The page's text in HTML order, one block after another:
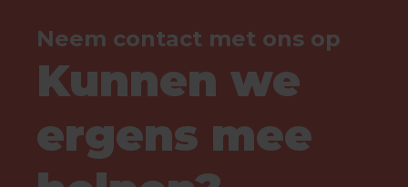
Neem contact met ons op
Kunnen we
ergens mee